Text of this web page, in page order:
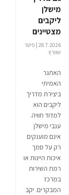
מישלן
ליקבים
מצטיינים
28.7.2026 | פיטר
שוורץ
האתגר
האמיתי
ביצירת מדריך
ליקבים הוא
למדוד חוויה.
ענבי מישלן
אינם מוענקים
רק על סמך
איכות היינות או
רמת השירות
במרכז
המבקרים. יקב